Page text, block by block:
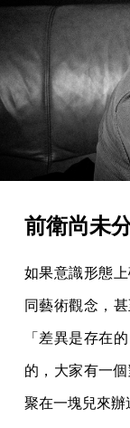
前衛尚未
如果意識形態
同藝術觀念，
「差異是存在
的，大家有一
聚在一塊兒來辦